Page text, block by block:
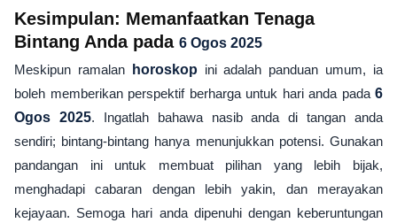
Kesimpulan: Memanfaatkan Tenaga
Bintang Anda pada 6 Ogos 2025
Meskipun ramalan
horoskop ini adalah panduan umum, ia
boleh memberikan perspektif berharga untuk hari anda pada 6
Ogos 2025. Ingatlah bahawa nasib anda di tangan anda
sendiri; bintang-bintang hanya menunjukkan potensi. Gunakan
pandangan ini untuk membuat pilihan yang lebih bijak,
menghadapi cabaran dengan lebih yakin, dan merayakan
kejayaan. Semoga hari anda dipenuhi dengan keberuntungan